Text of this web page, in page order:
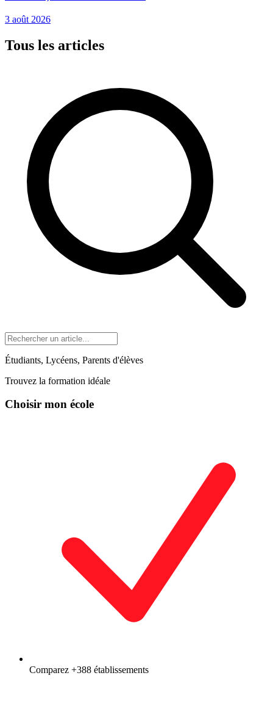
3 août 2026
Tous les articles
Étudiants, Lycéens, Parents d'élèves
Trouvez la formation idéale
Choisir mon école
Comparez +388 établissements